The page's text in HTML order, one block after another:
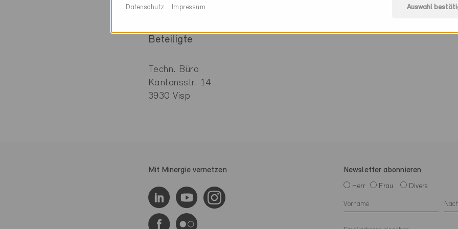
Beteiligte
Techn. Büro
Kantonsstr. 14
3930 Visp
Mit Minergie vernetzen Newsletter abonnieren
Herr Frau Divers
Auswahl
Datenschutz Impressum